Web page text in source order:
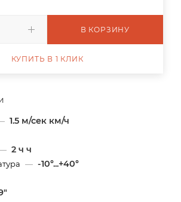
1.5 м/сек км/ч
2 ч ч
— -10°...+40°
В КОРЗИНУ
КУПИТЬ В 1 КЛИК